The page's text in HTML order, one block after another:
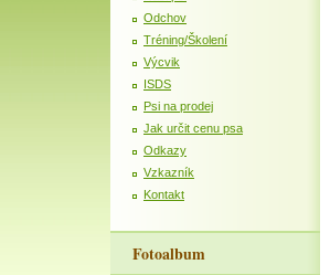
Odchov
Tréning/Školení
Výcvik
ISDS
Psi na prodej
Jak určit cenu psa
Odkazy
Vzkazník
Kontakt
Fotoalbum